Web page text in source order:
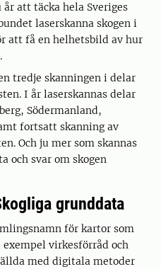
att täcka hela Sveriges
laserskanna skogen i
att få en helhetsbild av hur
tredje skanningen i delar
I år laserskannas delar
Södermanland,
fortsatt skanning av
Och ju mer som skannas
och svar om skogen
grunddata
för kartor som
virkesförråd och
med digitala metoder